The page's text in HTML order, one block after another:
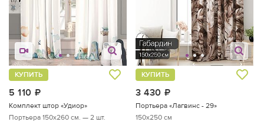
5 110
КУПИТЬ
Комплект штор «Удиор»
Портьера 150х260 см. — 2 шт.
3 430
КУПИТЬ
Портьера «Лагвинс - 29»
150x250 см